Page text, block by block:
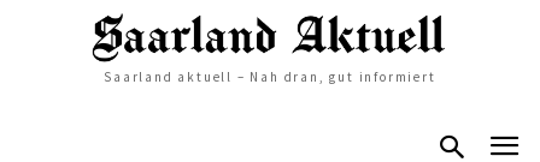
Saarland aktuell – Nah dran, gut informiert